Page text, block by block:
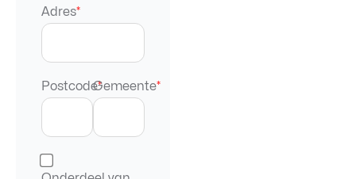
Adres*
Postcode*
Gemeente*